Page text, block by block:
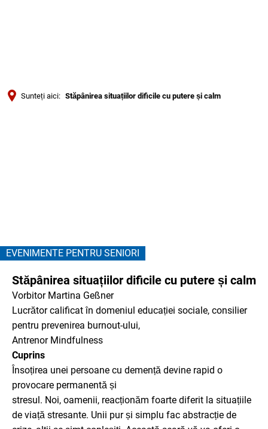
Sunteți aici: Stăpânirea situațiilor dificile cu putere și calm
și
calm
EVENIMENTE PENTRU SENIORI
Stăpânirea situațiilor dificile cu putere și calm
Vorbitor Martina Geßner
Lucrător calificat în domeniul educației sociale, consilier
pentru prevenirea burnout-ului,
Antrenor Mindfulness
Cuprins
Însoțirea unei persoane cu demență devine rapid o
provocare permanentă și
stresul. Noi, oamenii, reacționăm foarte diferit la situațiile
de viață stresante. Unii pur și simplu fac abstracție de